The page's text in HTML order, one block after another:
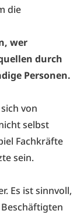
die
wer
durch
Personen.
von
selbst
Fachkräfte
sein.
Es ist sinnvoll,